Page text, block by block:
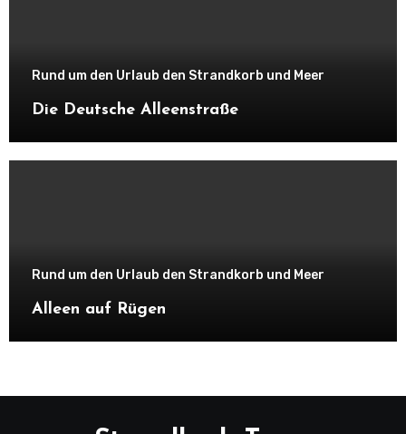
Rund um den Urlaub den Strandkorb und Meer
Die Deutsche Alleenstraße
Rund um den Urlaub den Strandkorb und Meer
Alleen auf Rügen